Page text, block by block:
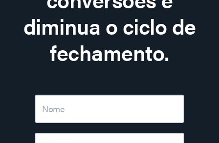
diminua o ciclo de
fechamento.